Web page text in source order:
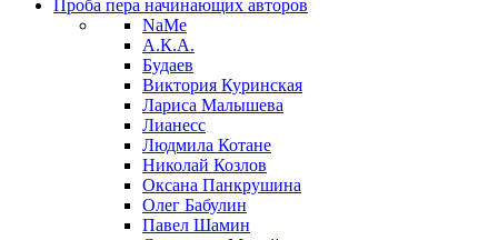
Проба пера начинающих авторов
NaMe
А.К.А.
Будаев
Виктория Куринская
Лариса Малышева
Лианесс
Людмила Котане
Николай Козлов
Оксана Панкрушина
Олег Бабулин
Павел Шамин